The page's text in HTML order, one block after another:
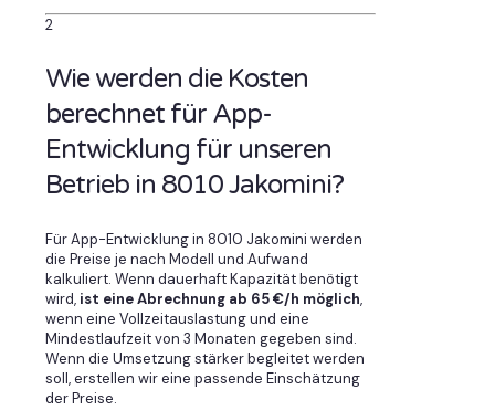
2
Wie werden die Kosten
berechnet für App-
Entwicklung für unseren
Betrieb in 8010 Jakomini?
Für App-Entwicklung in 8010 Jakomini werden
die Preise je nach Modell und Aufwand
kalkuliert. Wenn dauerhaft Kapazität benötigt
wird, ist eine Abrechnung ab 65 €/h möglich,
wenn eine Vollzeitauslastung und eine
Mindestlaufzeit von 3 Monaten gegeben sind.
Wenn die Umsetzung stärker begleitet werden
soll, erstellen wir eine passende Einschätzung
der Preise.